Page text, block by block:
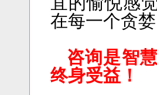
在每一个贪
咨询是智
终身受益！